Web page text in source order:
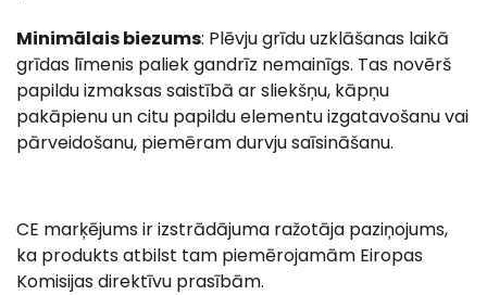
Minimālais biezums: Plēvju grīdu uzklāšanas laikā
grīdas līmenis paliek gandrīz nemainīgs. Tas novērš
papildu izmaksas saistībā ar sliekšņu, kāpņu
pakāpienu un citu papildu elementu izgatavošanu vai
pārveidošanu, piemēram durvju saīsināšanu.
CE marķējums ir izstrādājuma ražotāja paziņojums,
ka produkts atbilst tam piemērojamām Eiropas
Komisijas direktīvu prasībām.